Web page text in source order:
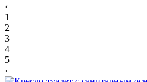
‹
1
2
3
4
5
›